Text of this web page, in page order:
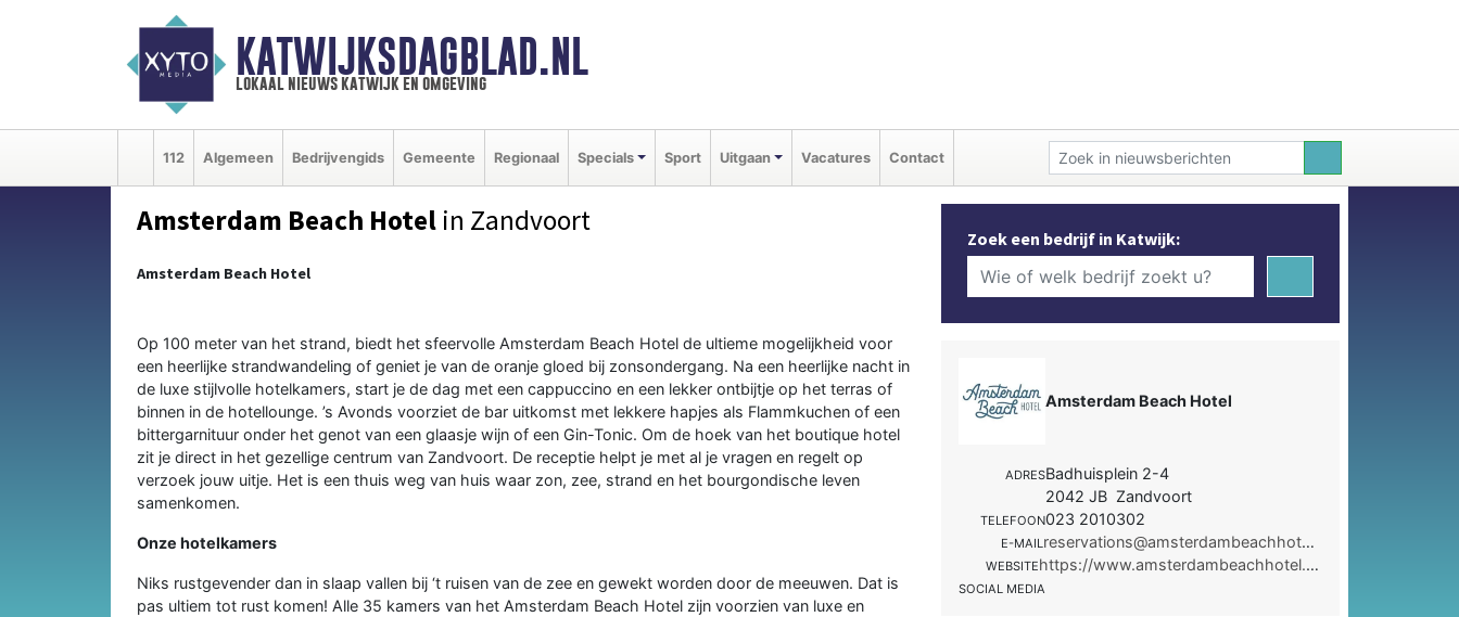
KATWIJKSDAGBLAD.NL
lokaal nieuws katwijk en omgeving
112 Algemeen Bedrijvengids Gemeente Regionaal Specials Sport Uitgaan Vacatures Contact
Amsterdam Beach Hotel in Zandvoort
Amsterdam Beach Hotel
Op 100 meter van het strand, biedt het sfeervolle Amsterdam Beach Hotel de ultieme mogelijkheid voor
een heerlijke strandwandeling of geniet je van de oranje gloed bij zonsondergang. Na een heerlijke nacht in
de luxe stijlvolle hotelkamers, start je de dag met een cappuccino en een lekker ontbijtje op het terras of
binnen in de hotellounge. ’s Avonds voorziet de bar uitkomst met lekkere hapjes als Flammkuchen of een
bittergarnituur onder het genot van een glaasje wijn of een Gin-Tonic. Om de hoek van het boutique hotel
zit je direct in het gezellige centrum van Zandvoort. De receptie helpt je met al je vragen en regelt op
verzoek jouw uitje. Het is een thuis weg van huis waar zon, zee, strand en het bourgondische leven
samenkomen.
Onze hotelkamers
Niks rustgevender dan in slaap vallen bij ‘t ruisen van de zee en gewekt worden door de meeuwen. Dat is
pas ultiem tot rust komen! Alle 35 kamers van het Amsterdam Beach Hotel zijn voorzien van luxe en
Zoek een bedrijf in Katwijk:
Amsterdam Beach Hotel
ADRESBadhuisplein 2-4
2042 JB Zandvoort
TELEFOON023 2010302
E-MAIL reservations@amsterdambeachhotel.nl
WEBSITE https://www.amsterdambeachhotel.nl/de/
SOCIAL MEDIA